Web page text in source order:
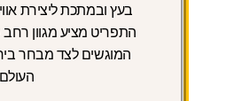
בעץ ובמתכת ליצירת
התפריט מציע מגוון
המוגשים לצד מבחר